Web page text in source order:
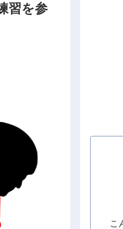
習を参
こ